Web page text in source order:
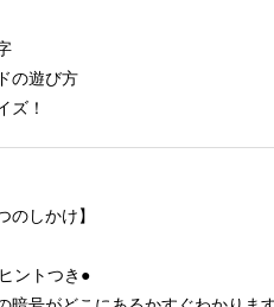
の遊び方
ズ！
のしかけ】
ントつき●